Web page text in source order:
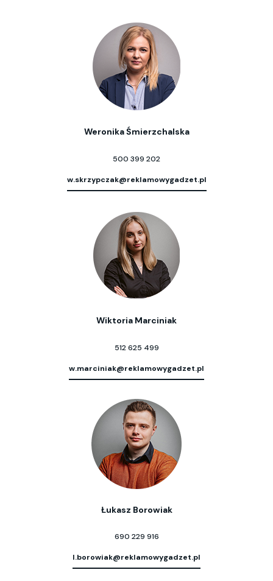
Weronika Śmierzchalska
500 399 202
w.skrzypczak@reklamowygadzet.pl
Wiktoria Marciniak
512 625 499
w.marciniak@reklamowygadzet.pl
Łukasz Borowiak
690 229 916
l.borowiak@reklamowygadzet.pl